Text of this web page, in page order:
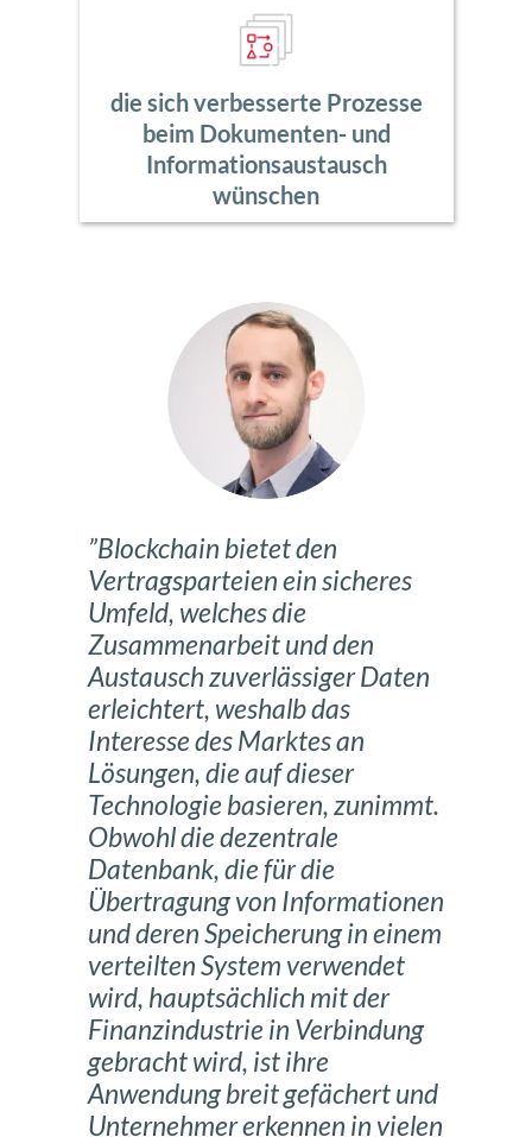
die sich verbesserte Prozesse
beim Dokumenten- und
Informationsaustausch
wünschen
”Blockchain bietet den
Vertragsparteien ein sicheres
Umfeld, welches die
Zusammenarbeit und den
Austausch zuverlässiger Daten
erleichtert, weshalb das
Interesse des Marktes an
Lösungen, die auf dieser
Technologie basieren, zunimmt.
Obwohl die dezentrale
Datenbank, die für die
Übertragung von Informationen
und deren Speicherung in einem
verteilten System verwendet
wird, hauptsächlich mit der
Finanzindustrie in Verbindung
gebracht wird, ist ihre
Anwendung breit gefächert und
Unternehmer erkennen in vielen